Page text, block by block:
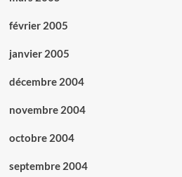
février 2005
janvier 2005
décembre 2004
novembre 2004
octobre 2004
septembre 2004